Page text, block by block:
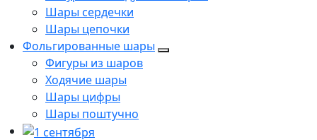
Шары сердечки
Шары цепочки
Фольгированные шары
Фигуры из шаров
Ходячие шары
Шары цифры
Шары поштучно